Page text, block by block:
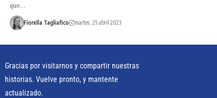
que…
Fiorella Tagliafico martes, 25 abril 2023
Gracias por visitarnos y compartir nuestras
historias. Vuelve pronto, y mantente
actualizado.